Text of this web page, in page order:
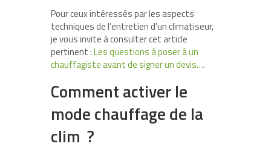
Pour ceux intéressés par les aspects
techniques de l’entretien d’un climatiseur,
je vous invite à consulter cet article
pertinent :Les questions à poser à un
chauffagiste avant de signer un devis….
Comment activer le
mode chauffage de la
clim ?